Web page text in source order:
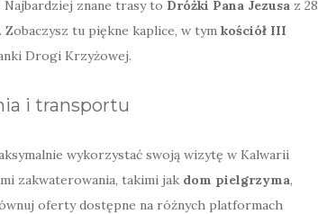
Najbardziej znane trasy to Dróżki Pana Jezusa z 28
Zobaczysz tu piękne kaplice, w tym kościół III
Drogi Krzyżowej.
i transportu
wykorzystać swoją wizytę w Kalwarii
zakwaterowania, takimi jak dom pielgrzyma,
oferty dostępne na różnych platformach